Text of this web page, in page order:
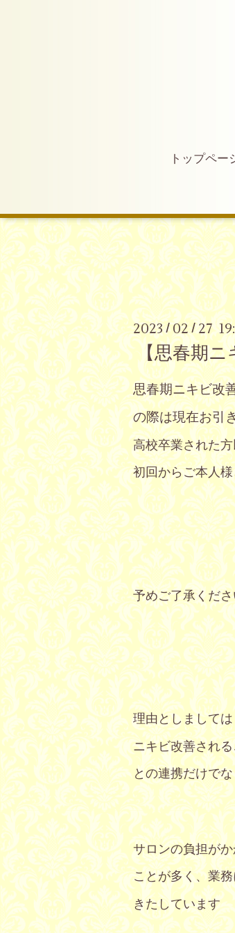
トップペー
2023/02/27
【思春期
思春期ニキビ改
の際は現在お引
高校卒業された
初回からご本人
予めご了承くだ
理由としましては
ニキビ改善され
との連携だけで
サロンの負担が
ことが多く、業
きたしています